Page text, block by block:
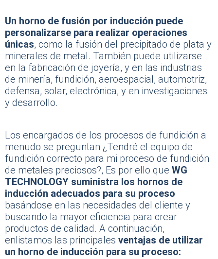
Un horno de fusión por inducción puede
personalizarse para realizar operaciones
únicas, como la fusión del precipitado de plata y
minerales de metal. También puede utilizarse
en la fabricación de joyería, y en las industrias
de minería, fundición, aeroespacial, automotriz,
defensa, solar, electrónica, y en investigaciones
y desarrollo.
Los encargados de los procesos de fundición a
menudo se preguntan ¿Tendré el equipo de
fundición correcto para mi proceso de fundición
de metales preciosos?, Es por ello que WG
TECHNOLOGY suministra los hornos de
inducción adecuados para su proceso
basándose en las necesidades del cliente y
buscando la mayor eficiencia para crear
productos de calidad. A continuación,
enlistamos las principales ventajas de utilizar
un horno de inducción para su proceso: